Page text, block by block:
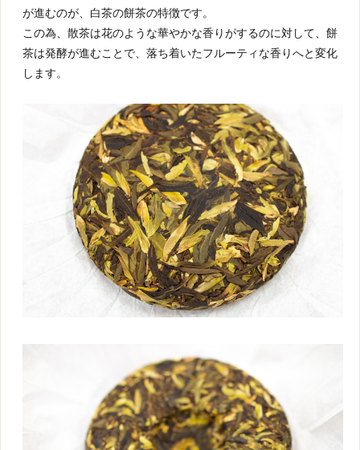
が進むのが、白茶の餅茶の特徴です。
この為、散茶は花のような華やかな香りがするのに対して、餅
茶は発酵が進むことで、落ち着いたフルーティな香りへと変化
します。